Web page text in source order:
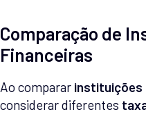
Comparação de
Financeiras
Ao comparar instituições
considerar diferentes